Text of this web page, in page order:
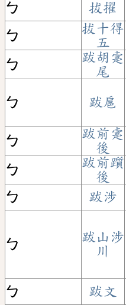
ㄅ
拔擢
ㄅ
拔十得
五
ㄅ
跋胡疐
尾
ㄅ 跋扈
ㄅ
跋前疐
後
ㄅ
跋前躓
後
ㄅ
跋涉
ㄅ
跋山涉
川
ㄅ
跋文